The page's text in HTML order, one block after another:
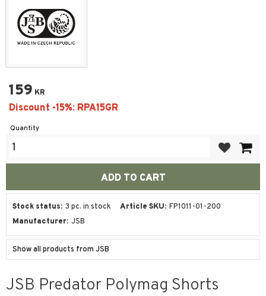
159 KR
Quantity
Stock status 3 pc. in stock Article SKU FP1011-01-200
Manufacturer JSB
Show all products from JSB
JSB Predator Polymag Shorts